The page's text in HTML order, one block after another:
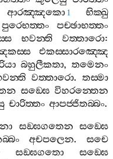
ආරඤ‍්ඤකො 1
භික‍්ඛු
පුරෙභත‍්තං
පච‍්ඡාභත‍්තං
භවන‍්ති වත‍්තාරො:
එකස‍්සාරඤ‍්ඤෙ
බහුලීකතා, තමෙනං
වත‍්තාරො. තස‍්මා
සඞ‍්ඝෙ විහරන‍්තෙන
චාරිත‍්තං ආපජ‍්ජිතබ‍්බං.
සඞ‍්ඝගතෙන සඞ‍්ඝෙ
අචපලෙන. සචෙ
සඞ‍්ඝගතො
සඞ‍්ඝෙ